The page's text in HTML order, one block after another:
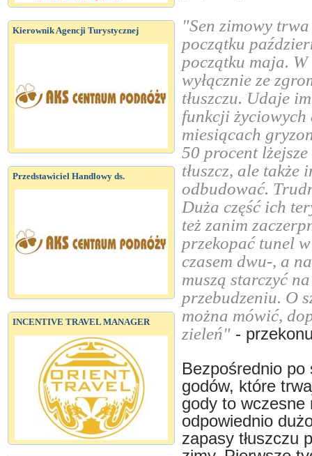
Kierownik Agencji Turystycznej
Przedstawiciel Handlowy ds.
INCENTIVE TRAVEL MANAGER
"Sen zimowy
początku
początku maja.
wyłącznie ze
tłuszczu. Udaje
funkcji
miesiącach
50 procent
tłuszcz, ale także
odbudować.
Duża część ich
też zanim
przekopać tunel
czasem dwu-, a
muszą starczyć
przebudzeniu. O
można mówić,
zieleń" -
Bezpośrednio
godów, które
gody to wczesne
odpowiednio
zapasy tłuszczu